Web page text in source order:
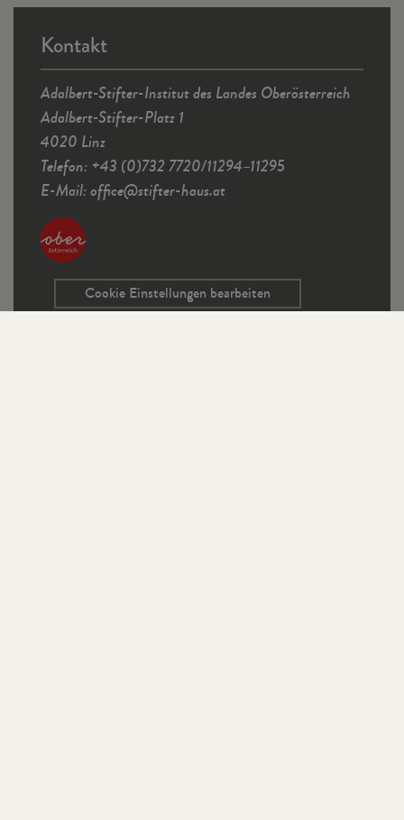
Kontakt
Adalbert-Stifter-Institut des Landes Oberösterreich
Adalbert-Stifter-Platz 1
4020 Linz
Telefon: +43 (0)732 7720/11294–11295
E-Mail:office@stifter-haus.at
Cookie Einstellungen bearbeiten